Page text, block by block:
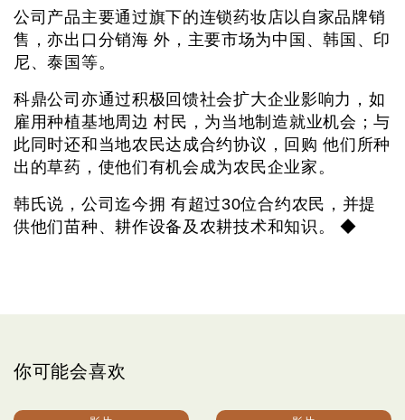
公司产品主要通过旗下的连锁药妆店以自家品牌销
售，亦出口分销海 外，主要市场为中国、韩国、印
尼、泰国等。
科鼎公司亦通过积极回馈社会扩大企业影响力，如
雇用种植基地周边 村民，为当地制造就业机会；与
此同时还和当地农民达成合约协议，回购 他们所种
出的草药，使他们有机会成为农民企业家。
韩氏说，公司迄今拥 有超过30位合约农民，并提
供他们苗种、耕作设备及农耕技术和知识。 ◆
你可能会喜欢